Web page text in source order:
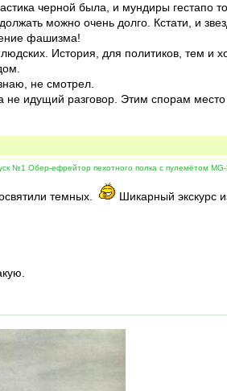
черной была, и мундиры гестапо
можно очень долго. Кстати, и
фашизма!
История, для политиков, тем и
не смотрел.
не идущий разговор. Этим спорам
№1 Обер-ефрейтор пехотного полка с пулемётом MG-
темных. Шикарный экскурс